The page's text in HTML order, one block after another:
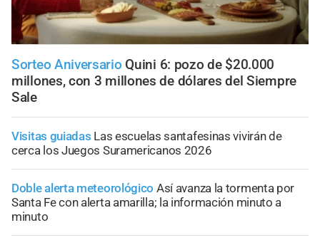
Sorteo Aniversario Quini 6: pozo de $20.000
millones, con 3 millones de dólares del Siempre
Sale
Visitas guiadas Las escuelas santafesinas vivirán de
cerca los Juegos Suramericanos 2026
Doble alerta meteorológico Así avanza la tormenta por
Santa Fe con alerta amarilla; la información minuto a
minuto